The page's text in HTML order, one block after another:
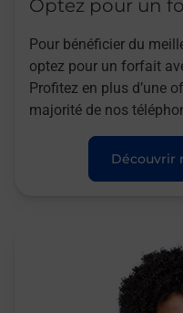
Optez pour un
Pour bénéficier du
optez pour un forfait
Profitez en plus d’une
majorité de nos
Découvrir